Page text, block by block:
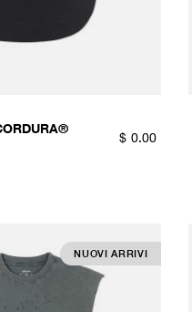
$ 0.00
NUOVI ARRIVI